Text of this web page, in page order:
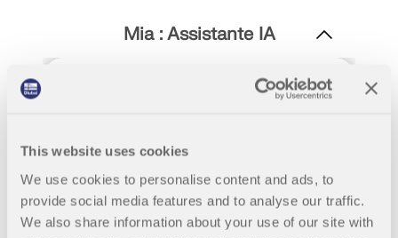
This website uses cookies
We use cookies to personalise content and ads, to
provide social media features and to analyse our traffic.
We also share information about your use of our site with
RWIND 3
Logiciel CFD pour souffleries numériques
API Dlubal
OBTENIR DE L’ASSISTANCE
OBTENIR UNE VERSION GRATUITE
CONTACTER LE SUPPORT
niveau supérieur.
DÉCOUVRIR LES OFFRES D’EMPLOI
Mia : Assistante IA